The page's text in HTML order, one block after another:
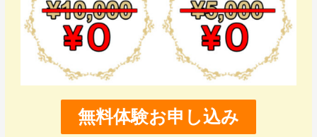
無料体験お申し込み